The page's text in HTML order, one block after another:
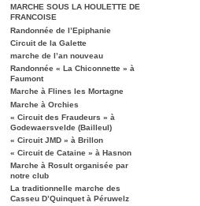
MARCHE SOUS LA HOULETTE DE
FRANCOISE
Randonnée de l’Epiphanie
Circuit de la Galette
marche de l’an nouveau
Randonnée « La Chiconnette » à
Faumont
Marche à Flines les Mortagne
Marche à Orchies
« Circuit des Fraudeurs » à
Godewaersvelde (Bailleul)
« Circuit JMD » à Brillon
« Circuit de Cataine » à Hasnon
Marche à Rosult organisée par
notre club
La traditionnelle marche des
Casseu D’Quinquet à Péruwelz